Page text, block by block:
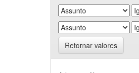
Retornar valores